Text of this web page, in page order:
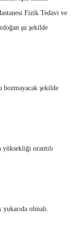
Fizik Tedavi ve
şu şekilde
bozmayacak şekilde
orantılı
yukarıda olmalı.